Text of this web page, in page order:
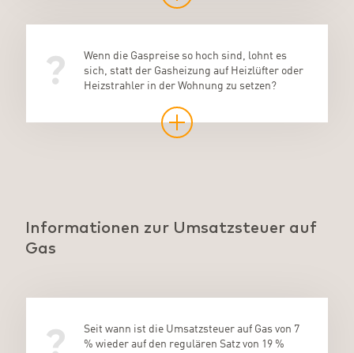
Wenn die Gaspreise so hoch sind, lohnt es
sich, statt der Gasheizung auf Heizlüfter oder
Heizstrahler in der Wohnung zu setzen?
Informationen zur Umsatzsteuer auf
Gas
Seit wann ist die Umsatzsteuer auf Gas von 7
% wieder auf den regulären Satz von 19 %